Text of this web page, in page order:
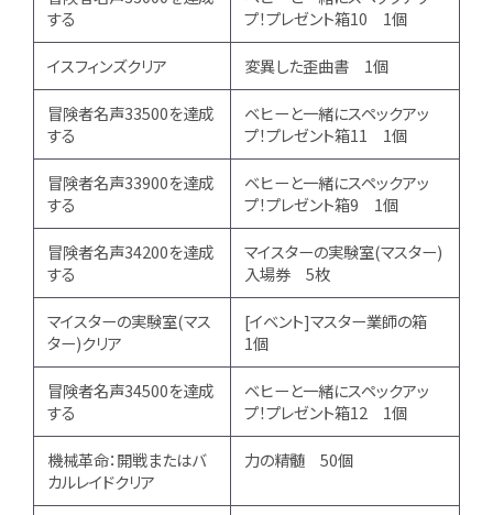
する
プ！プレゼント箱10 1個
イスフィンズクリア 変異した歪曲書 1個
冒険者名声33500を達成
する
ベヒーと一緒にスペックアッ
プ！プレゼント箱11 1個
冒険者名声33900を達成
する
ベヒーと一緒にスペックアッ
プ！プレゼント箱9 1個
冒険者名声34200を達成
する
マイスターの実験室(マスター)
入場券 5枚
マイスターの実験室(マス
ター)クリア
[イベント]マスター業師の箱
1個
冒険者名声34500を達成
する
ベヒーと一緒にスペックアッ
プ！プレゼント箱12 1個
機械革命：開戦またはバ
カルレイドクリア
力の精髄 50個